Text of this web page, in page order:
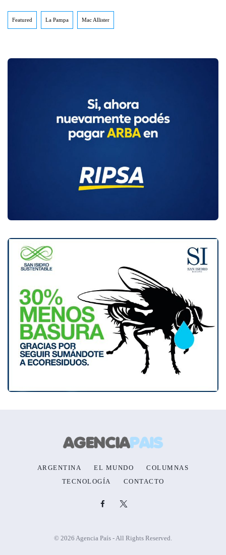
Featured La Pampa Mac Allister
ARGENTINA EL MUNDO
COLUMNAS
TECNOLOGÍA
CONTACTO
© 2026 Agencia País - All Rights Reserved.